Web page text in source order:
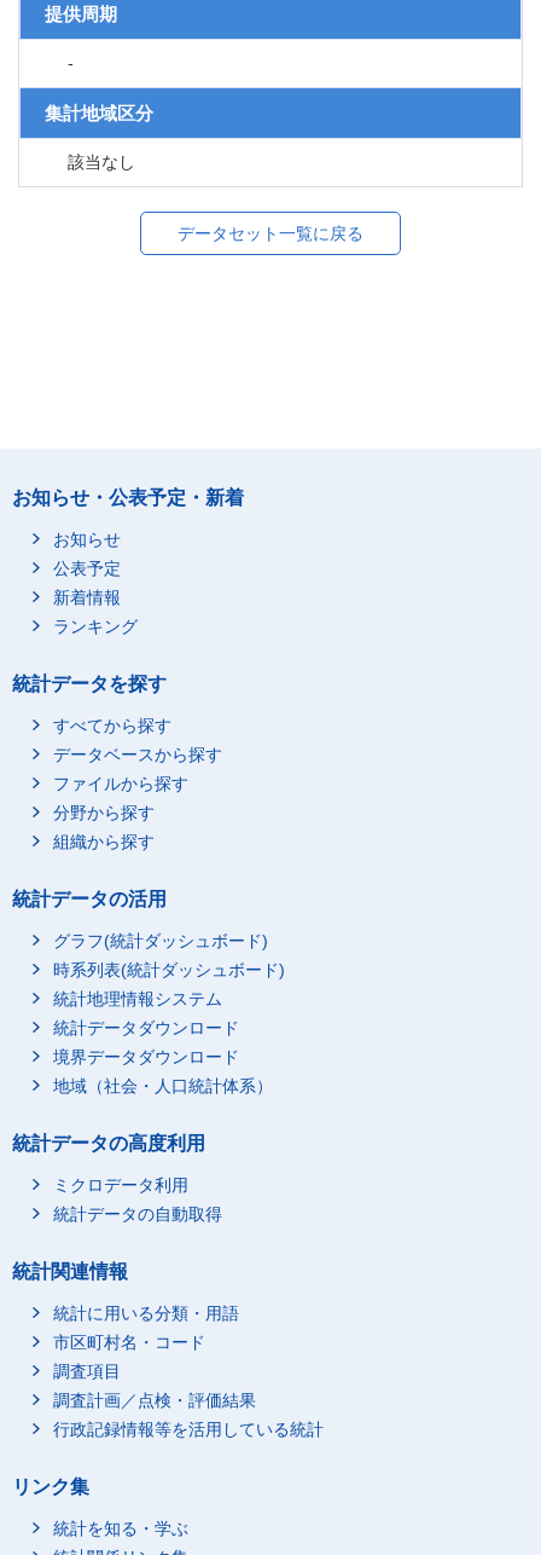
提供周期
-
集計地域区分
該当なし
データセット一覧に戻る
お知らせ・公表予定・新着
お知らせ
公表予定
新着情報
ランキング
統計データを探す
すべてから探す
データベースから探す
ファイルから探す
分野から探す
組織から探す
統計データの活用
グラフ(統計ダッシュボード)
時系列表(統計ダッシュボード)
統計地理情報システム
統計データダウンロード
境界データダウンロード
地域（社会・人口統計体系）
統計データの高度利用
ミクロデータ利用
統計データの自動取得
統計関連情報
統計に用いる分類・用語
市区町村名・コード
調査項目
調査計画／点検・評価結果
行政記録情報等を活用している統計
リンク集
統計を知る・学ぶ